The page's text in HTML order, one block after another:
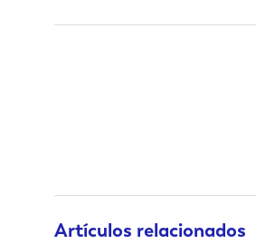
Artículos relacionados